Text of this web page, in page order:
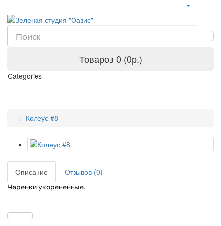
Товаров 0 (0р.)
Categories
Колеус #8
Описание Отзывов (0)
Черенки укорененные.